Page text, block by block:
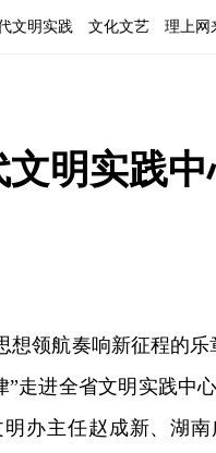
文明实践 文化文艺 理上网
明实践
想领航奏响新征程的
进全省文明实践中
办主任赵成新、湖